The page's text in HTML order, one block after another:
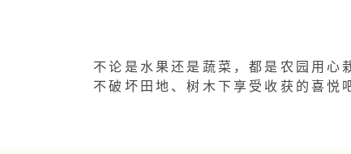
不论是水果还是蔬菜，都是农园用心
不破坏田地、树木下享受收获的喜悦